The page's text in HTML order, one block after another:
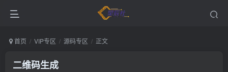
首页 VIP专区 源码专区 正文
二维码生成